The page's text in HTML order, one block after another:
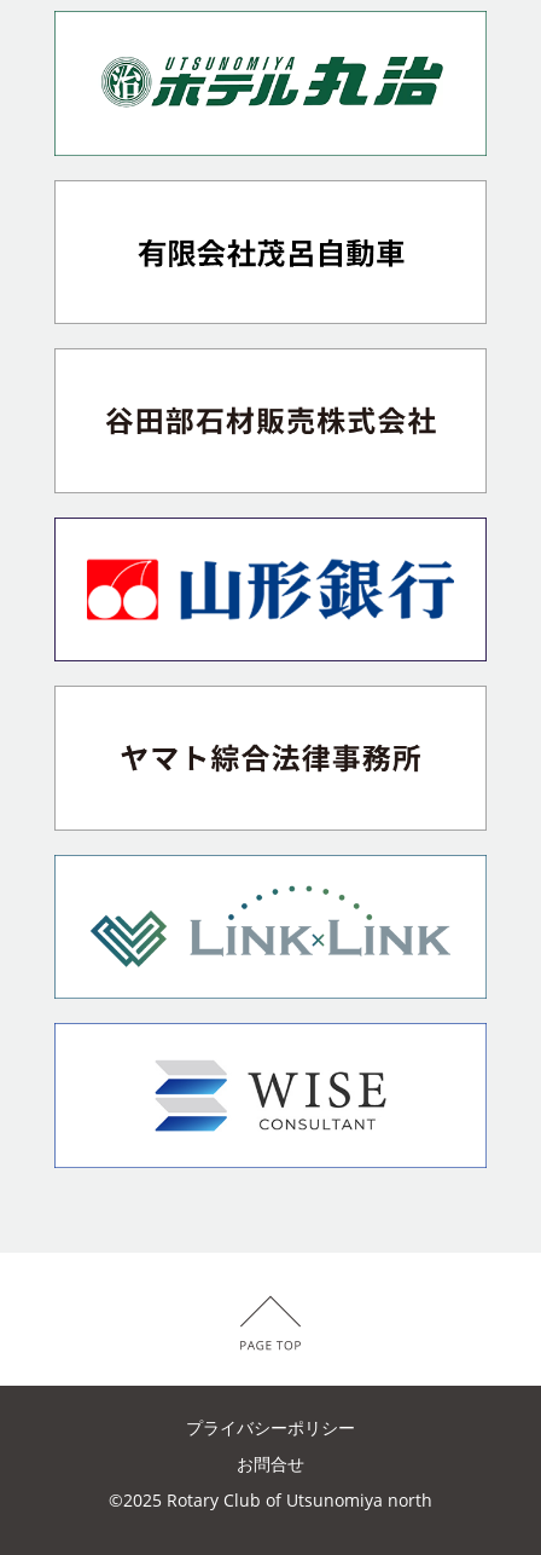
プライバシーポリシー
お問合せ
©2025 Rotary Club of Utsunomiya north